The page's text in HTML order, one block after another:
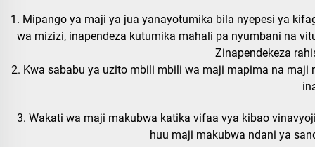
1. Mipango ya maji ya jua yanayotumika bila nyepesi ya
wa mizizi, inapendeza kutumika mahali pa nyumbani na
Zinapendekeza
2. Kwa sababu ya uzito mbili mbili wa maji mapima na
3. Wakati wa maji makubwa katika vifaa vya kibao
huu maji makubwa ndani ya